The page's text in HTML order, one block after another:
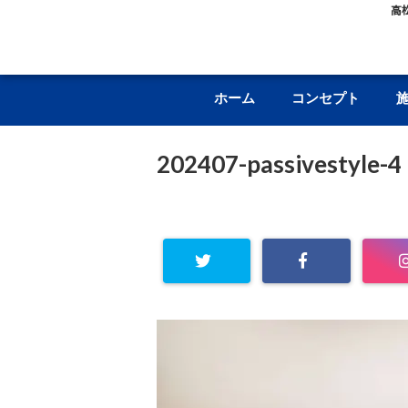
高
ホーム コンセプト
202407-passivestyle-4